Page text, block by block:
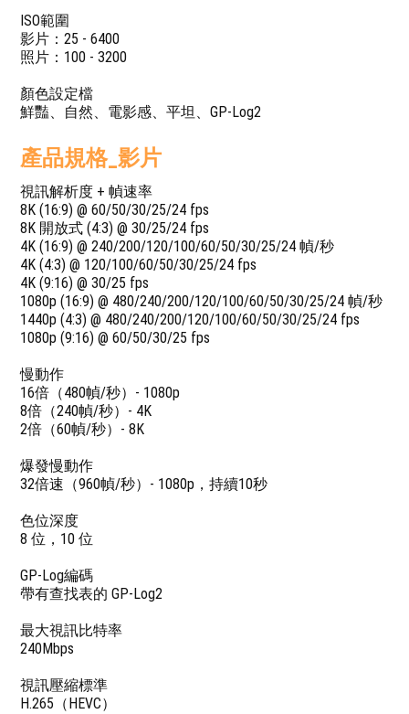
ISO範圍
影片：25 - 6400
照片：100 - 3200
顏色設定檔
鮮豔、自然、電影感、平坦、GP-Log2
產品規格_影片
視訊解析度 + 幀速率
8K (16:9) @ 60/50/30/25/24 fps
8K 開放式 (4:3) @ 30/25/24 fps
4K (16:9) @ 240/200/120/100/60/50/30/25/24 幀/秒
4K (4:3) @ 120/100/60/50/30/25/24 fps
4K (9:16) @ 30/25 fps
1080p (16:9) @ 480/240/200/120/100/60/50/30/25/24 幀/秒
1440p (4:3) @ 480/240/200/120/100/60/50/30/25/24 fps
1080p (9:16) @ 60/50/30/25 fps
慢動作
16倍（480幀/秒）- 1080p
8倍（240幀/秒）- 4K
2倍（60幀/秒）- 8K
爆發慢動作
32倍速（960幀/秒）- 1080p，持續10秒
色位深度
8 位，10 位
GP-Log編碼
帶有查找表的 GP-Log2
最大視訊比特率
240Mbps
視訊壓縮標準
H.265（HEVC）